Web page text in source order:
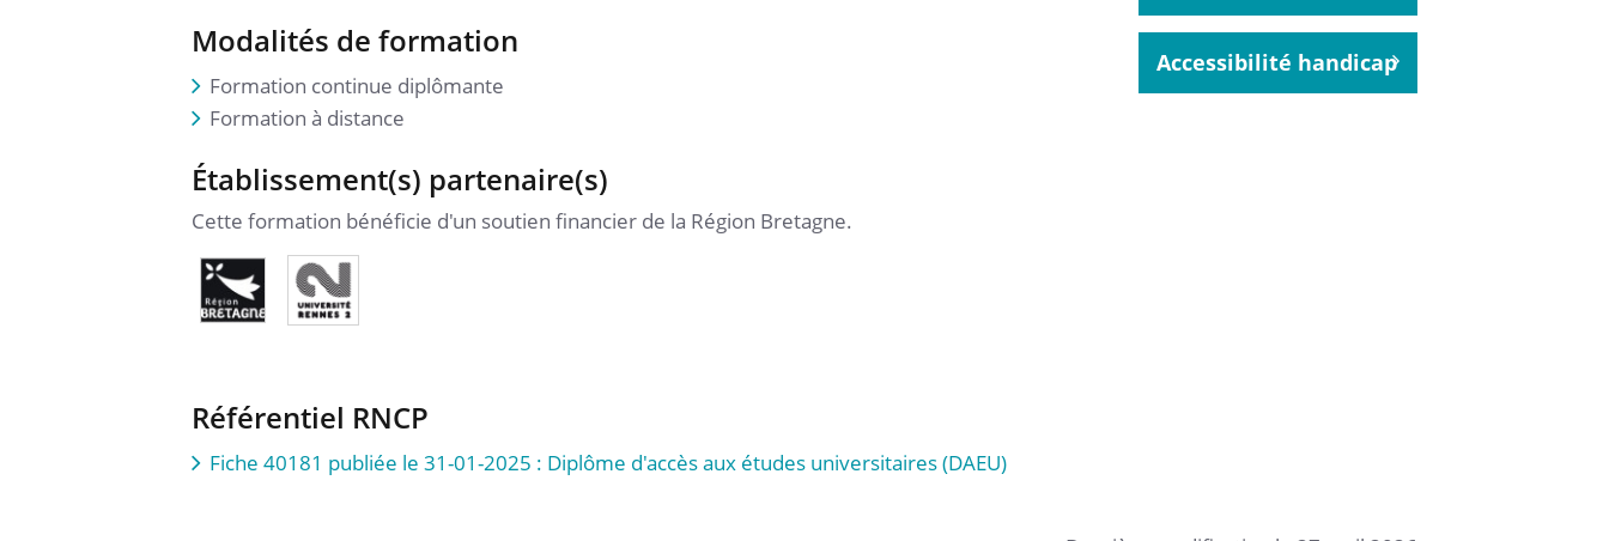
Modalités de formation
Formation continue diplômante
Formation à distance
Établissement(s) partenaire(s)
Cette formation bénéficie d'un soutien financier de la Région Bretagne.
Référentiel RNCP
Fiche 40181 publiée le 31-01-2025 : Diplôme d'accès aux études universitaires (DAEU)
Accessibilité handicap